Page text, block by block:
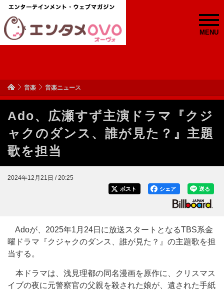
MENU
音楽 音楽ニュース
Ado、広瀬すず主演ドラマ『クジ
ャクのダンス、誰が見た？』主題
歌を担当
2024年12月21日 / 20:25
送る
シェア
ポスト
Adoが、2025年1月24日に放送スタートとなるTBS系金
曜ドラマ『クジャクのダンス、誰が見た？』の主題歌を担
当する。
本ドラマは、浅見理都の同名漫画を原作に、クリスマス
イブの夜に元警察官の父親を殺された娘が、遺された手紙